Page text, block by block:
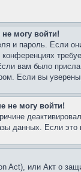
могу войти!
и пароль. Если
вам было
Если вы
не могу войти!
данных. Если это
Act), или Акт о